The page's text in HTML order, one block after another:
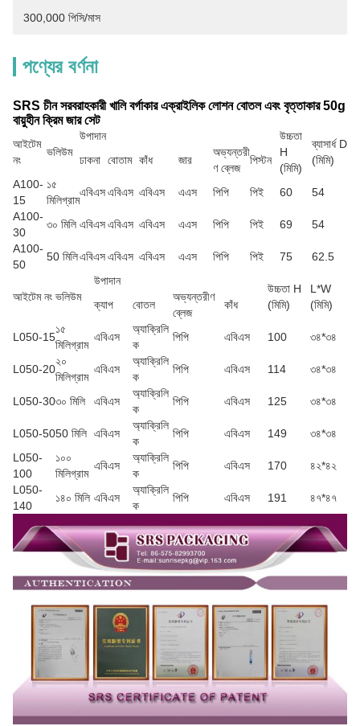
300,000 পিসি/মাস
পণ্যের বর্ণনা
SRS চীন সরবরাহকারী খালি বর্গাকার এক্রাইলিক লোশন বোতল এবং বৃত্তাকার 50g
বায়ুহীন ক্রিম জার সেট
আইটেম
নং
ভলিউম
উপাদান
উচ্চতা
H
(মিমি)
ব্যাসার্ধ D
(মিমি)
ঢাকনা বোতাম কাঁধ জার
অভ্যন্তরী
ণ ব্লেজ
পিস্টন
A100-
15
১৫
মিলিগ্রাম
এবিএসএবিএস এবিএস এএস পিপি পিই 60
54
A100-
30
৩০ মিলি এবিএসএবিএস এবিএস এএস পিপি পিই 69
54
A100-
50
50 মিলিএবিএসএবিএস এবিএস এএস পিপি পিই 75 62.5
আইটেম নং ভলিউম
উপাদান
উচ্চতা H
(মিমি)
L*W
(মিমি)
ক্যাপ বোতল
অভ্যন্তরীণ
ব্লেজ
কাঁধ
L050-15
১৫
মিলিগ্রাম
এবিএস
অ্যাক্রিলি
ক
পিপি এবিএস 100 ৩৪*৩৪
L050-20
২০
মিলিগ্রাম
এবিএস
অ্যাক্রিলি
ক
পিপি এবিএস 114 ৩৪*৩৪
L050-30৩০ মিলি এবিএস
অ্যাক্রিলি
ক
পিপি এবিএস 125 ৩৪*৩৪
L050-5050 মিলি এবিএস
অ্যাক্রিলি
ক
পিপি এবিএস 149
৩৪*৩৪
L050-
100
১০০
মিলিগ্রাম
এবিএস
অ্যাক্রিলি
ক
পিপি এবিএস 170
৪২*৪২
L050-
140
১৪০ মিলি এবিএস
অ্যাক্রিলি
ক
পিপি এবিএস 191 ৪৭*৪৭